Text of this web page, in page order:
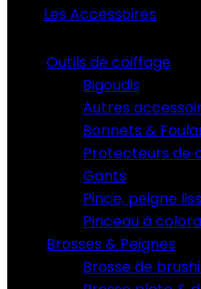
Les Accessoires
Outils de coiffage
Bigoudis
Autres
Bonnets &
Protecteurs de
Gants
Pince, peigne
Pinceau à
Brosses & Peignes
Brosse de